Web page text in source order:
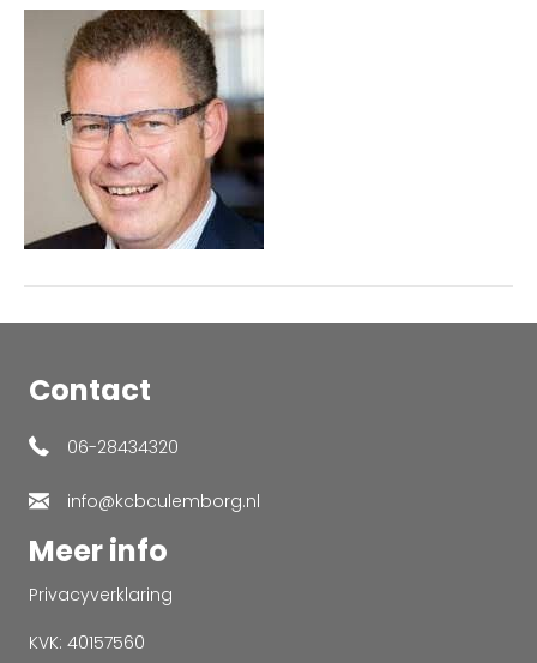
Hoogendoorn
Contact
06-28434320
info@kcbculemborg.nl
Meer info
Privacyverklaring
KVK: 40157560